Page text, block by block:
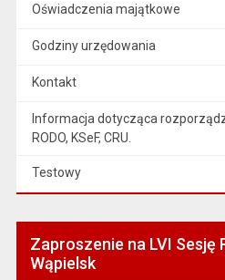
Oświadczenia majątkowe
Godziny urzędowania
Kontakt
Informacja dotycząca
RODO, KSeF, CRU.
Testowy
Zaproszenie na LVI Sesję
Wąpielsk